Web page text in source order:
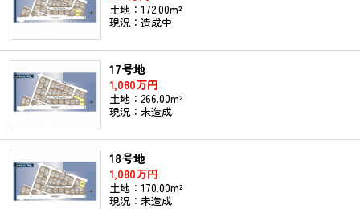
土地：172.00m²
現況：造成中
17号地
1,080万円
土地：266.00m²
現況：未造成
18号地
1,080万円
土地：170.00m²
現況：未造成